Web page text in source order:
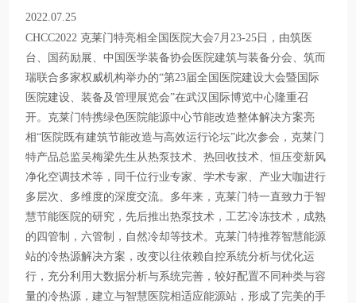
2022.07.25
CHCC2022 克莱门特亮相全国医院大会7月23-25日，由筑医
台、国药励展、中国医学装备协会医院建筑与装备分会、筑而
瑞联合多家权威机构举办的“第23届全国医院建设大会暨国际
医院建设、装备及管理展览会”在武汉国际博览中心隆重召
开。克莱门特携绿色医院能源中心节能改造整体解决方案亮
相“医院既有建筑节能改造与高效运行论坛”此次参会，克莱门
特产品总监吴梅梁先生从热泵技术、热回收技术、恒压变新风
净化空调技术等，同千位行业专家、学术专家、产业大咖进行
多层次、多维度的深度交流。多年来，克莱门特一直致力于智
慧节能医院的研究，先后推出热泵技术，工艺冷冻技术，成熟
的四管制，六管制，自然冷却等技术。克莱门特推荐智慧能源
站的冷热源解决方案，改变以往依赖自控系统分析与优化运
行，充分利用大数据分析与系统完善，较好配置不同种类与容
量的冷热源，建立与智慧医院相适应能源站，形成了完美的手